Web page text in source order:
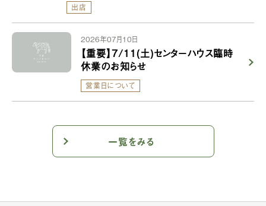
出店
2026年07月10日
【重要】7/11(土)センターハウス臨時
休業のお知らせ
営業日について
一覧をみる